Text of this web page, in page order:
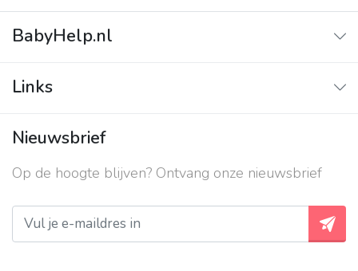
BabyHelp.nl
Vraag & Antwoord
Links
Contact
Over ons
Privacy beleid
Nieuwsbrief
Op de hoogte blijven? Ontvang onze nieuwsbrief